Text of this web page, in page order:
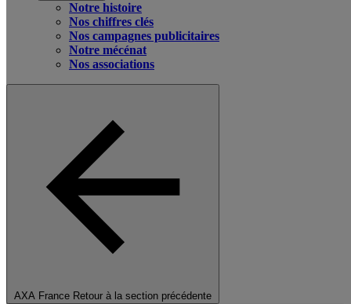
Notre histoire
Nos chiffres clés
Nos campagnes publicitaires
Notre mécénat
Nos associations
AXA France Retour à la section précédente